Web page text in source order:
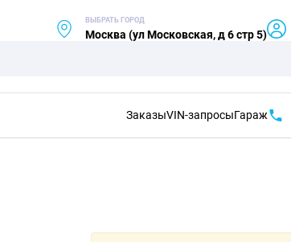
ВЫБРАТЬ ГОРОД
Москва (ул Московская, д 6 стр 5)
ЗаказыVIN-запросыГараж